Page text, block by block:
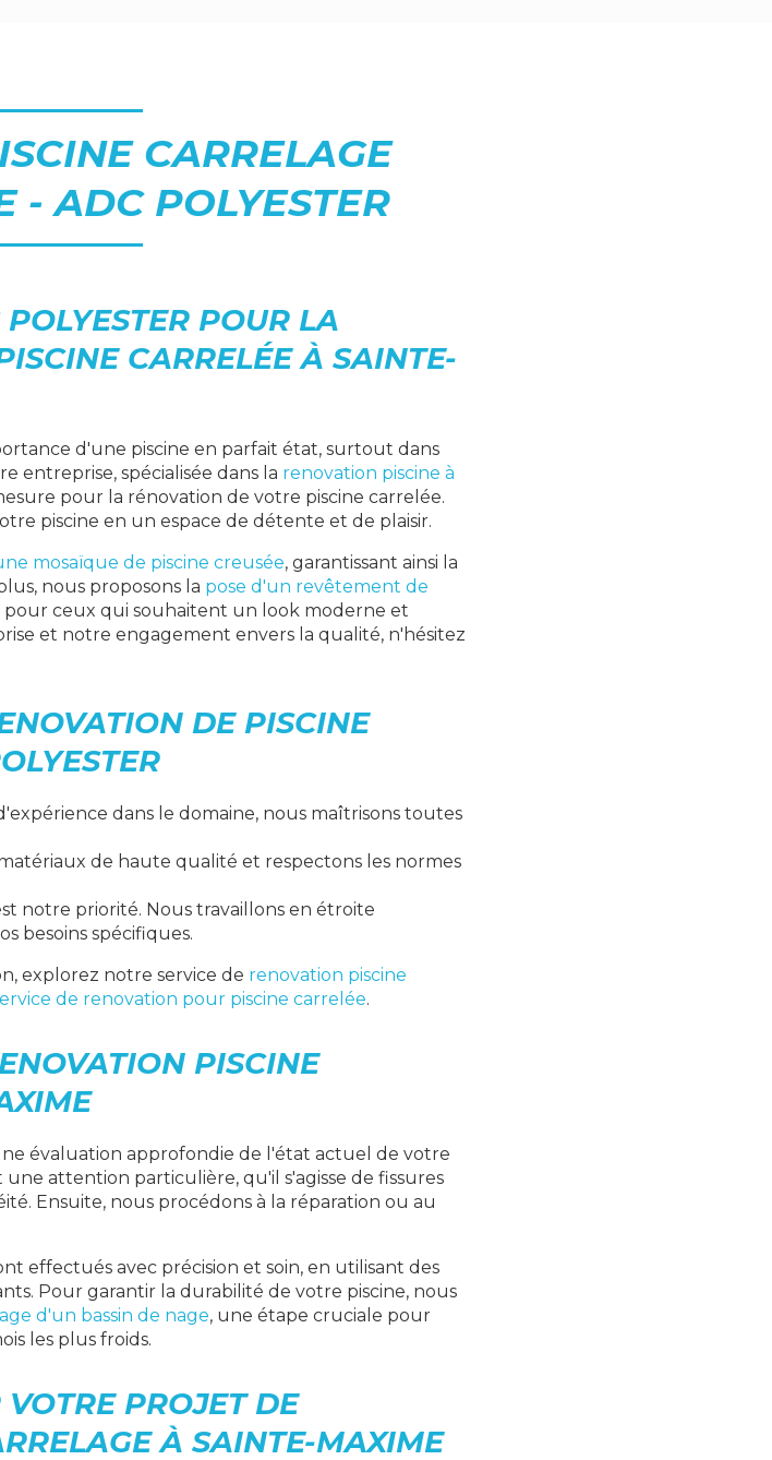
CARRELAGE
- ADC POLYESTER
POUR LA
CARRELÉE À SAINTE-
d'une piscine en parfait état, surtout dans
entreprise, spécialisée dans la renovation piscine à
pour la rénovation de votre piscine carrelée.
piscine en un espace de détente et de plaisir.
mosaïque de piscine creusée, garantissant ainsi la
nous proposons la pose d'un revêtement de
pour ceux qui souhaitent un look moderne et
et notre engagement envers la qualité, n'hésitez
DE PISCINE
dans le domaine, nous maîtrisons toutes
de haute qualité et respectons les normes
notre priorité. Nous travaillons en étroite
besoins spécifiques.
explorez notre service de renovation piscine
de renovation pour piscine carrelée.
PISCINE
évaluation approfondie de l'état actuel de votre
une attention particulière, qu'il s'agisse de fissures
Ensuite, nous procédons à la réparation ou au
effectués avec précision et soin, en utilisant des
Pour garantir la durabilité de votre piscine, nous
d'un bassin de nage, une étape cruciale pour
les plus froids.
PROJET DE
À SAINTE-MAXIME